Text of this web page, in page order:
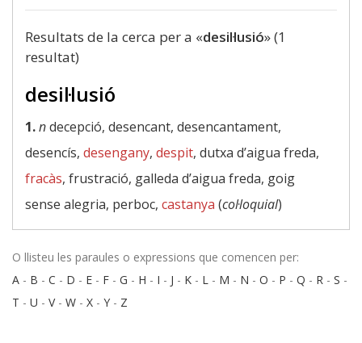
Resultats de la cerca per a «desil·lusió» (1
resultat)
desil·lusió
1.ndecepció, desencant, desencantament,
desencís, desengany, despit, dutxa d’aigua freda,
fracàs, frustració, galleda d’aigua freda, goig
sense alegria, perboc, castanya (col·loquial)
O llisteu les paraules o expressions que comencen per:
A - B - C - D - E - F - G - H - I - J - K - L - M - N - O - P - Q - R - S -
T - U - V- W - X - Y - Z